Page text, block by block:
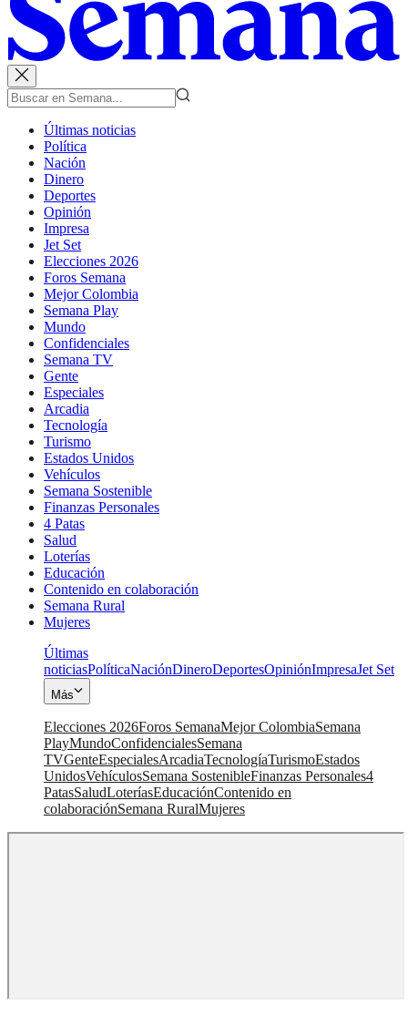
Últimas noticias
Política
Nación
Dinero
Deportes
Opinión
Impresa
Jet Set
Elecciones 2026
Foros Semana
Mejor Colombia
Semana Play
Mundo
Confidenciales
Semana TV
Gente
Especiales
Arcadia
Tecnología
Turismo
Estados Unidos
Vehículos
Semana Sostenible
Finanzas Personales
4 Patas
Salud
Loterías
Educación
Contenido en colaboración
Semana Rural
Mujeres
Últimas
noticiasPolíticaNaciónDineroDeportesOpiniónImpresaJet Set
Más
Elecciones 2026Foros SemanaMejor ColombiaSemana
PlayMundoConfidencialesSemana
TVGenteEspecialesArcadiaTecnologíaTurismoEstados
UnidosVehículosSemana SostenibleFinanzas Personales4
PatasSaludLoteríasEducaciónContenido en
colaboraciónSemana RuralMujeres